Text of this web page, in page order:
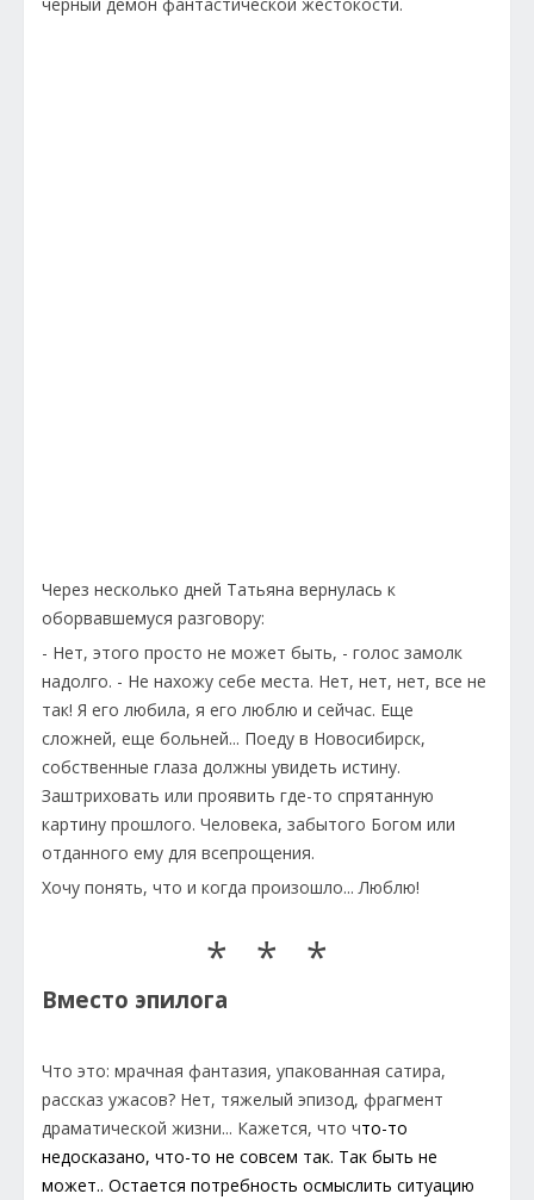
черный демон фантастической жестокости.
Через несколько дней Татьяна вернулась к
оборвавшемуся разговору:
- Нет, этого просто не может быть, - голос замолк
надолго. - Не нахожу себе места. Нет, нет, нет, все не
так! Я его любила, я его люблю и сейчас. Еще
сложней, еще больней... Поеду в Новосибирск,
собственные глаза должны увидеть истину.
Заштриховать или проявить где-то спрятанную
картину прошлого. Человека, забытого Богом или
отданного ему для всепрощения.
Хочу понять, что и когда произошло... Люблю!
* * *
Вместо эпилога
Что это: мрачная фантазия, упакованная сатира,
рассказ ужасов? Нет, тяжелый эпизод, фрагмент
драматической жизни... Кажется, что что-то
недосказано, что-то не совсем так. Так быть не
может.. Остается потребность осмыслить ситуацию